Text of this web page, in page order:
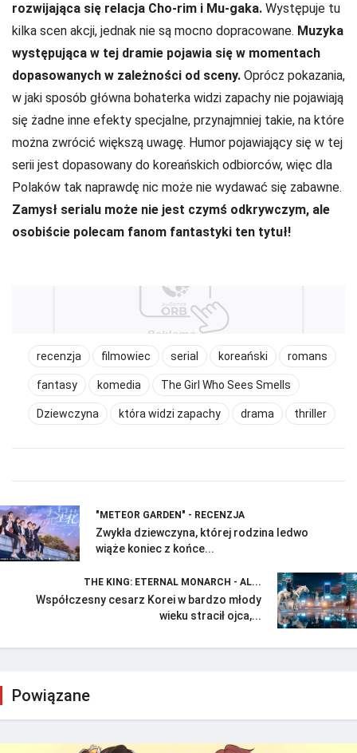
rozwijająca się relacja Cho-rim i Mu-gaka. Występuje tu
kilka scen akcji, jednak nie są mocno dopracowane. Muzyka
występująca w tej dramie pojawia się w momentach
dopasowanych w zależności od sceny. Oprócz pokazania,
w jaki sposób główna bohaterka widzi zapachy nie pojawiają
się żadne inne efekty specjalne, przynajmniej takie, na które
można zwrócić większą uwagę. Humor pojawiający się w tej
serii jest dopasowany do koreańskich odbiorców, więc dla
Polaków tak naprawdę nic może nie wydawać się zabawne.
Zamysł serialu może nie jest czymś odkrywczym, ale
osobiście polecam fanom fantastyki ten tytuł!
recenzja filmowiec serial koreański romans
fantasy komedia The Girl Who Sees Smells
Dziewczyna która widzi zapachy drama thriller
"METEOR GARDEN" - RECENZJA
Zwykła dziewczyna, której rodzina ledwo
wiąże koniec z końce...
THE KING: ETERNAL MONARCH - AL...
Współczesny cesarz Korei w bardzo młody
wieku stracił ojca,...
Powiązane